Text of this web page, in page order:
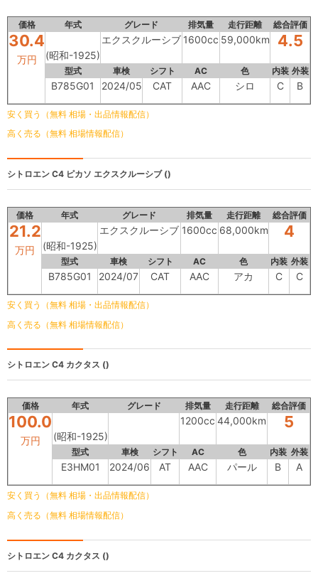
価格 年式 グレード 排気量 走行距離 総合評価
30.4
万円 (昭和-1925)
エクスクルーシブ 1600cc 59,000km 4.5
型式 車検 シフト AC 色 内装 外装
B785G01 2024/05 CAT AAC シロ C B
安く買う（無料 相場・出品情報配信）
高く売る（無料 相場情報配信）
シトロエン C4 ピカソ エクスクルーシブ ()
価格 年式 グレード 排気量 走行距離 総合評価
21.2
万円 (昭和-1925)
エクスクルーシブ 1600cc 68,000km 4
型式 車検 シフト AC 色 内装 外装
B785G01 2024/07 CAT AAC アカ C C
安く買う（無料 相場・出品情報配信）
高く売る（無料 相場情報配信）
シトロエン C4 カクタス ()
価格 年式 グレード 排気量 走行距離 総合評価
100.0
万円 (昭和-1925)
1200cc 44,000km 5
型式 車検 シフト AC 色 内装 外装
E3HM01 2024/06 AT AAC パール B A
安く買う（無料 相場・出品情報配信）
高く売る（無料 相場情報配信）
シトロエン C4 カクタス ()